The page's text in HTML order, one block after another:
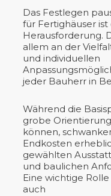
Das Festlegen
für Fertighäuser
Herausforderung.
allem an der
und individuellen
jeder Bauherr in
Während die
grobe
können,
Endkosten
gewählten
und baulichen
Eine wichtige
auch